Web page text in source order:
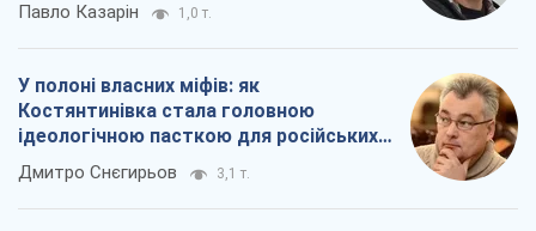
Павло Казарін 1,0 т.
У полоні власних міфів: як
Костянтинівка стала головною
ідеологічною пасткою для російських
окупантів
Дмитро Снєгирьов 3,1 т.